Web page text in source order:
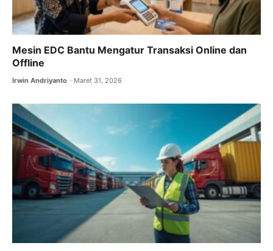
Mesin EDC Bantu Mengatur Transaksi Online dan
Offline
Irwin Andriyanto Maret 31, 2026